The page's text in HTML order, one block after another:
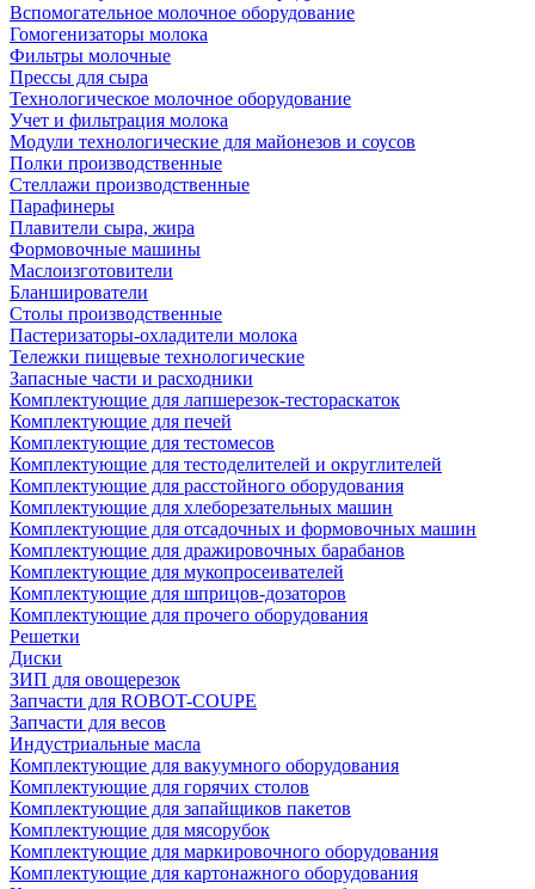
Вспомогательное молочное оборудование
Гомогенизаторы молока
Фильтры молочные
Прессы для сыра
Технологическое молочное оборудование
Учет и фильтрация молока
Модули технологические для майонезов и соусов
Полки производственные
Стеллажи производственные
Парафинеры
Плавители сыра, жира
Формовочные машины
Маслоизготовители
Бланширователи
Столы производственные
Пастеризаторы-охладители молока
Тележки пищевые технологические
Запасные части и расходники
Комплектующие для лапшерезок-тестораскаток
Комплектующие для печей
Комплектующие для тестомесов
Комплектующие для тестоделителей и округлителей
Комплектующие для расстойного оборудования
Комплектующие для хлеборезательных машин
Комплектующие для отсадочных и формовочных машин
Комплектующие для дражировочных барабанов
Комплектующие для мукопросеивателей
Комплектующие для шприцов-дозаторов
Комплектующие для прочего оборудования
Решетки
Диски
ЗИП для овощерезок
Запчасти для ROBOT-COUPE
Запчасти для весов
Индустриальные масла
Комплектующие для вакуумного оборудования
Комплектующие для горячих столов
Комплектующие для запайщиков пакетов
Комплектующие для мясорубок
Комплектующие для маркировочного оборудования
Комплектующие для картонажного оборудования